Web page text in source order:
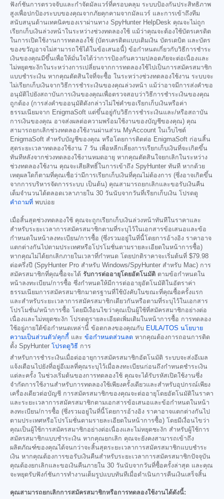
ฟังก์ชันการตรวจจับและกำจัดมัลแวร์ที่ครอบคลุม ระบบป้องกันประสิทธิภาพ
สูงเพื่อปกป้องระบบของคุณจากภัยคุกคามจากมัลแวร์ และการเข้าถึงทีม
สนับสนุนด้านเทคนิคของเราผ่านทาง SpyHunter HelpDesk คุณจะไม่ถูก
เรียกเก็บเงินล่วงหน้าในระหว่างช่วงทดลองใช้ แม้ว่าคุณจะต้องใช้บัตรเครดิต
ในการเปิดใช้งานการทดลองใช้ (บัตรเครดิตแบบเติมเงิน บัตรเดบิต และบัตร
ของขวัญอาจไม่สามารถใช้ได้ในข้อเสนอนี้) ข้อกำหนดเกี่ยวกับวิธีการชำระ
เงินของคุณมีขึ้นเพื่อให้มั่นใจได้ว่าการป้องกันความปลอดภัยจะต่อเนื่องและ
ไม่หยุดชะงักในระหว่างการเปลี่ยนจากการทดลองใช้ไปเป็นการสมัครสมาชิก
แบบชำระเงิน หากคุณตัดสินใจที่จะซื้อ ในระหว่างช่วงทดลองใช้งาน ระบบจะ
ไม่เรียกเก็บเงินจากวิธีการชำระเงินของคุณล่วงหน้า แม้ว่าอาจมีการส่งคำขอ
อนุมัติไปยังสถาบันการเงินของคุณเพื่อตรวจสอบว่าวิธีการชำระเงินของคุณ
ถูกต้อง (การส่งคำขออนุมัติดังกล่าวไม่ใช่คำขอเรียกเก็บเงินหรือค่า
ธรรมเนียมจาก EnigmaSoft แต่ขึ้นอยู่กับวิธีการชำระเงินและ/หรือสถาบัน
การเงินของคุณ อาจส่งผลต่อความพร้อมใช้งานของบัญชีของคุณ) คุณ
สามารถยกเลิกช่วงทดลองใช้งานผ่านส่วน MyAccount ในเว็บไซต์
EnigmaSoft สำหรับบัญชีของคุณ หรือโดยการติดต่อ EnigmaSoft ก่อนสิ้น
สุดระยะเวลาทดลองใช้งาน 7 วัน เพื่อหลีกเลี่ยงการเรียกเก็บเงินที่จะเกิดขึ้น
ทันทีหลังจากช่วงทดลองใช้งานหมดอายุ หากคุณตัดสินใจยกเลิกในระหว่าง
ช่วงทดลองใช้งาน คุณจะเสียสิทธิ์ในการเข้าถึง SpyHunter ทันที หากด้วย
เหตุผลใดก็ตามที่คุณเชื่อว่ามีการเรียกเก็บเงินที่คุณไม่ต้องการ (ซึ่งอาจเกิดขึ้น
จากการบริหารจัดการระบบ เป็นต้น) คุณสามารถยกเลิกและขอรับเงินคืน
เต็มจำนวนได้ตลอดเวลาภายใน 30 วันนับจากวันที่เรียกเก็บเงิน โปรดดู
คำถามที่ พบบ่อย
เมื่อสิ้นสุดช่วงทดลองใช้ คุณจะถูกเรียกเก็บเงินล่วงหน้าทันทีในราคาและ
สำหรับระยะเวลาการสมัครสมาชิกตามที่ระบุไว้ในเอกสารข้อเสนอและข้อ
กำหนดในหน้าลงทะเบียน/การซื้อ (ซึ่งรวมอยู่ในที่นี้โดยการอ้างอิง ราคาอาจ
แตกต่างกันไปตามประเทศหรือโปรโมชั่นตามรายละเอียดในหน้าการซื้อ)
หากคุณไม่ได้ยกเลิกภายในเวลาที่กำหนด โดยปกติราคาจะเริ่มต้นที่ $79.98
ต่อครึ่งปี (SpyHunter Pro สำหรับ Windows/SpyHunter สำหรับ Mac) การ
สมัครสมาชิกที่คุณซื้อจะได้ รับการต่ออายุโดยอัตโนมัติ ตามข้อกำหนดใน
หน้าลงทะเบียน/การซื้อ ซึ่งกำหนดให้มีการต่ออายุอัตโนมัติในอัตราค่า
ธรรมเนียมการสมัครสมาชิกมาตรฐานที่ใช้บังคับในขณะที่คุณซื้อครั้งแรก
และสำหรับระยะเวลาการสมัครสมาชิกเดียวกันหรือตามที่ระบุไว้ในเอกสาร
โปรโมชั่น/หน้าการซื้อ โดยมีเงื่อนไขว่าคุณเป็นผู้ใช้ที่สมัครสมาชิกอย่างต่อ
เนื่องและไม่หยุดชะงัก โปรดดูรายละเอียดเพิ่มเติมในหน้าการซื้อ การทดลอง
ใช้อยู่ภายใต้ข้อกำหนดเหล่านี้ ข้อตกลงของคุณกับ EULA/TOS นโยบาย
ความเป็นส่วนตัว/คุกกี้ และ ข้อกำหนดส่วนลด หากคุณต้องการถอนการติด
ตั้ง SpyHunter โปรดดูวิธี การ
สำหรับการชำระเงินเมื่อต่ออายุการสมัครสมาชิกอัตโนมัติ ระบบจะส่งอีเมล
แจ้งเตือนไปยังที่อยู่อีเมลที่คุณระบุไว้เมื่อลงทะเบียนก่อนถึงกำหนดชำระเงิน
แต่ละครั้ง ในช่วงเริ่มต้นของการทดลองใช้ คุณจะได้รับรหัสเปิดใช้งานซึ่ง
จำกัดการใช้งานสำหรับการทดลองใช้เพียงครั้งเดียวและสำหรับอุปกรณ์เพียง
เครื่องเดียวต่อบัญชี การสมัครสมาชิกของคุณจะต่ออายุโดยอัตโนมัติในราคา
และระยะเวลาการสมัครสมาชิกตามเอกสารข้อเสนอและข้อกำหนดในหน้า
ลงทะเบียน/การซื้อ (ซึ่งรวมอยู่ในที่นี้โดยการอ้างอิง ราคาอาจแตกต่างกันไป
ตามประเทศหรือโปรโมชั่นตามรายละเอียดในหน้าการซื้อ) โดยมีเงื่อนไขว่า
คุณเป็นผู้ใช้การสมัครสมาชิกอย่างต่อเนื่องและไม่หยุดชะงัก สำหรับผู้ใช้การ
สมัครสมาชิกแบบชำระเงิน หากคุณยกเลิก คุณจะยังคงสามารถเข้าถึง
ผลิตภัณฑ์ของคุณได้จนกว่าจะสิ้นสุดระยะเวลาการสมัครสมาชิกแบบชำระ
เงิน หากคุณต้องการขอรับเงินคืนสำหรับระยะเวลาการสมัครสมาชิกปัจจุบัน
คุณต้องยกเลิกและขอเงินคืนภายใน 30 วันนับจากวันที่ซื้อครั้งล่าสุด และคุณ
จะหยุดรับฟังก์ชันการทำงานเต็มรูปแบบทันทีเมื่อดำเนินการคืนเงินเสร็จสิ้น
คุณสามารถยกเลิกการสมัครสมาชิกหรือการทดลองใช้งานได้ดังนี้: